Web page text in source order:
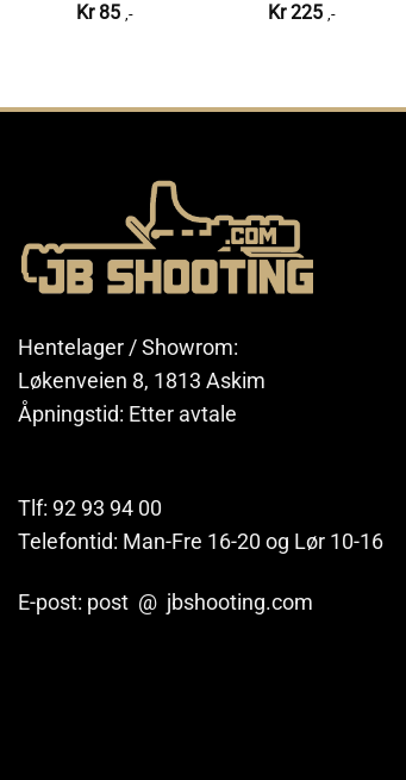
Kr 85 ,-
Kr225 ,-
Hentelager / Showrom:
Løkenveien 8, 1813 Askim
Åpningstid: Etter avtale
Tlf: 92 93 94 00
Telefontid: Man-Fre 16-20 og Lør 10-16
E-post: post @ jbshooting.com